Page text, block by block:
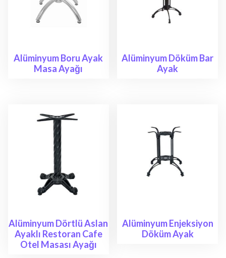
Alüminyum Boru Ayak
Masa Ayağı
Alüminyum Döküm Bar
Ayak
Alüminyum Dörtlü Aslan
Ayaklı Restoran Cafe
Otel Masası Ayağı
Alüminyum Enjeksiyon
Döküm Ayak